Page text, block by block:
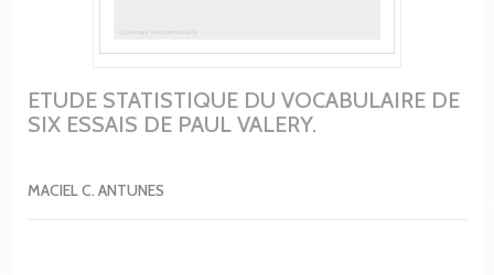
ETUDE STATISTIQUE DU VOCABULAIRE DE
SIX ESSAIS DE PAUL VALERY.
MACIEL C. ANTUNES